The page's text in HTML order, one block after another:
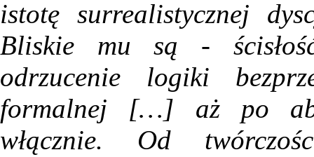
istotę surrealistycznej
Bliskie mu są -
odrzucenie logiki
formalnej […] aż po
włącznie. Od